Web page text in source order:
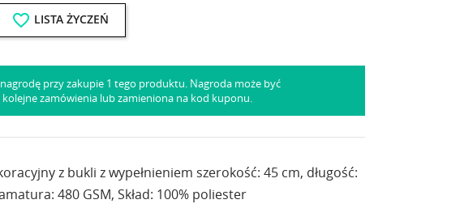
favorite_border LISTA ŻYCZEŃ
przy zakupie 1 tego produktu. Nagroda może być
kolejne zamówienia lub zamieniona na kod kuponu.
z bukli z wypełnieniem szerokość: 45 cm, długość:
480 GSM, Skład: 100% poliester